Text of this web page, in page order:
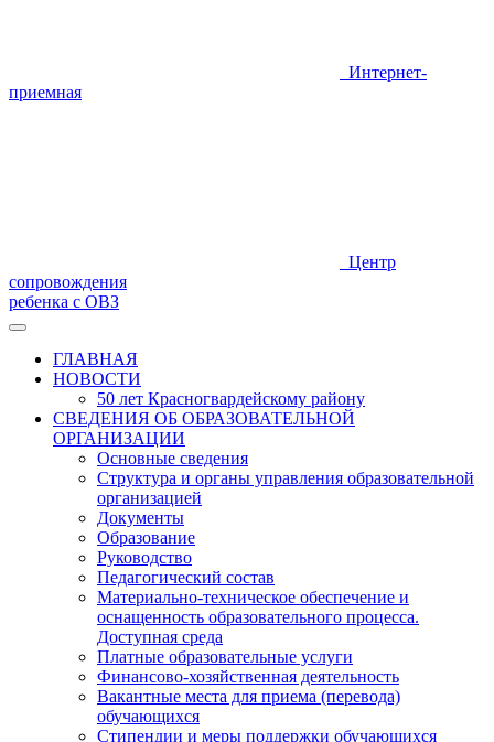
Интернет-
приемная
Центр
сопровождения
ребенка с ОВЗ
ГЛАВНАЯ
НОВОСТИ
50 лет Красногвардейскому району
СВЕДЕНИЯ ОБ ОБРАЗОВАТЕЛЬНОЙ
ОРГАНИЗАЦИИ
Основные сведения
Структура и органы управления образовательной
организацией
Документы
Образование
Руководство
Педагогический состав
Материально-техническое обеспечение и
оснащенность образовательного процесса.
Доступная среда
Платные образовательные услуги
Финансово-хозяйственная деятельность
Вакантные места для приема (перевода)
обучающихся
Стипендии и меры поддержки обучающихся